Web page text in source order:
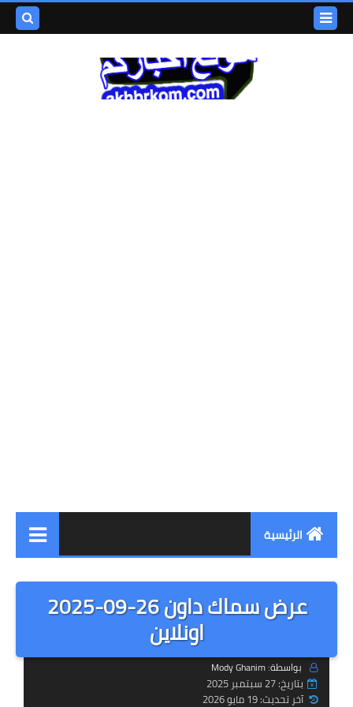
الرئيسية
افلام اكشن
مصارعة حرة
عرض سماك داون 26-09-2025
اونلاين
بواسطة: Mody Ghanim
بتاريخ: 27 سبتمبر 2025
آخر تحديث: 19 مايو 2026